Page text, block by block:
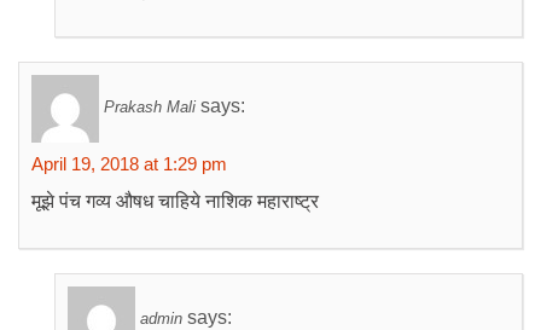
Prakash Mali says:
April 19, 2018 at 1:29 pm
मूझे पंच गव्य औषध चाहिये नाशिक महाराष्ट्र
admin says: